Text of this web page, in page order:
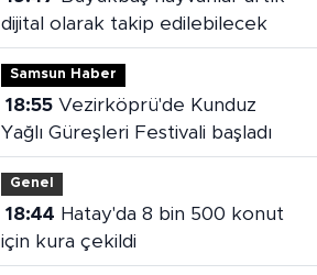
dijital olarak takip edilebilecek
Samsun Haber
18:55Vezirköprü'de Kunduz
Yağlı Güreşleri Festivali başladı
Genel
18:44
için kura çekildi